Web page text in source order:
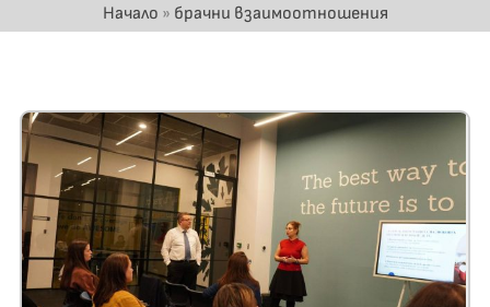
Начало » брачни взаимоотношения